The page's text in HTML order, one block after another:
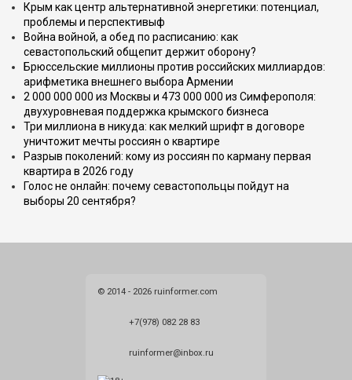
Крым как центр альтернативной энергетики: потенциал,
проблемы и перспективыф
Война войной, а обед по расписанию: как
севастопольский общепит держит оборону?
Брюссельские миллионы против российских миллиардов:
арифметика внешнего выбора Армении
2 000 000 000 из Москвы и 473 000 000 из Симферополя:
двухуровневая поддержка крымского бизнеса
Три миллиона в никуда: как мелкий шрифт в договоре
уничтожит мечты россиян о квартире
Разрыв поколений: кому из россиян по карману первая
квартира в 2026 году
Голос не онлайн: почему севастопольцы пойдут на
выборы 20 сентября?
© 2014 - 2026 ruinformer.com
+7(978) 082 28 83
ruinformer@inbox.ru